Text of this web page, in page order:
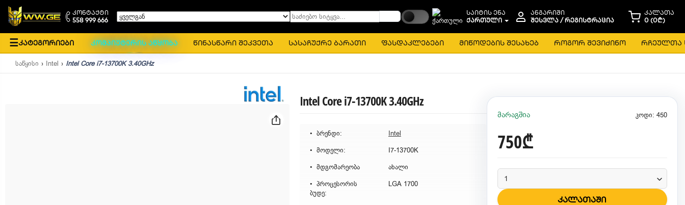
კონტაქტი
558 999 666
ყველგან საძიებო სიტყვა...
საიტის ენა
ᲥᲐᲠᲗᲣᲚᲘ
ანგარიში
ᲨᲔᲡᲕᲚᲐ / ᲠᲔᲒᲘᲡᲢᲠᲐᲪᲘᲐ
კალათა
0 (0₾)
☰კატეგორიები კომპიუტერის აწყობა წინასწარი შეკვეთა სასაჩუქრე ბარათი ფასდაკლებები მიწოდების შესახებ როგორ შევიძინო რჩეულთა
საწყისი Intel Intel Core i7-13700K 3.40GHz
Intel Core i7-13700K 3.40GHz
ბრენდი:
Intel
მოდელი:
I7-13700K
მდგომარეობა
ახალი
პროცესორის
ბუდე:
LGA 1700
მარაგშია კოდი: 450
750₾
კალათაში